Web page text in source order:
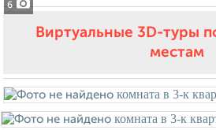
6
Виртуальные 3D-туры
местам